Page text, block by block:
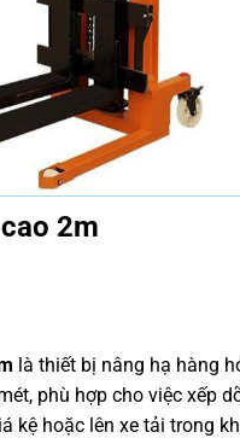
2m
là thiết bị nâng hạ hàng
phù hợp cho việc xếp
kệ hoặc lên xe tải trong